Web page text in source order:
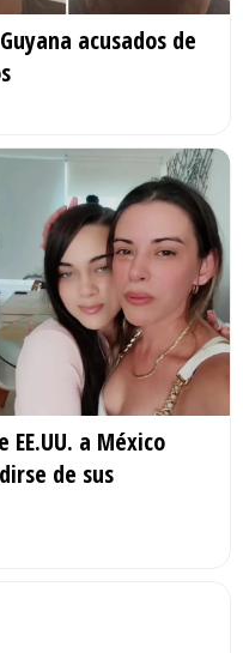
acusados de
a México
de sus